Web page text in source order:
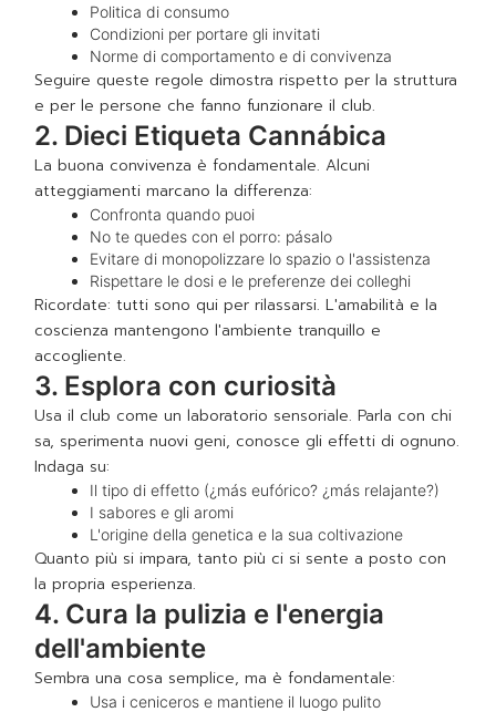
Politica di consumo
Condizioni per portare gli invitati
Norme di comportamento e di convivenza
Seguire queste regole dimostra rispetto per la struttura
e per le persone che fanno funzionare il club.
2. Dieci Etiqueta Cannábica
La buona convivenza è fondamentale. Alcuni
atteggiamenti marcano la differenza:
Confronta quando puoi
No te quedes con el porro: pásalo
Evitare di monopolizzare lo spazio o l'assistenza
Rispettare le dosi e le preferenze dei colleghi
Ricordate: tutti sono qui per rilassarsi. L'amabilità e la
coscienza mantengono l'ambiente tranquillo e
accogliente.
3. Esplora con curiosità
Usa il club come un laboratorio sensoriale. Parla con chi
sa, sperimenta nuovi geni, conosce gli effetti di ognuno.
Indaga su:
Il tipo di effetto (¿más eufórico? ¿más relajante?)
I sabores e gli aromi
L'origine della genetica e la sua coltivazione
Quanto più si impara, tanto più ci si sente a posto con
la propria esperienza.
4. Cura la pulizia e l'energia
dell'ambiente
Sembra una cosa semplice, ma è fondamentale:
Usa i ceniceros e mantiene il luogo pulito